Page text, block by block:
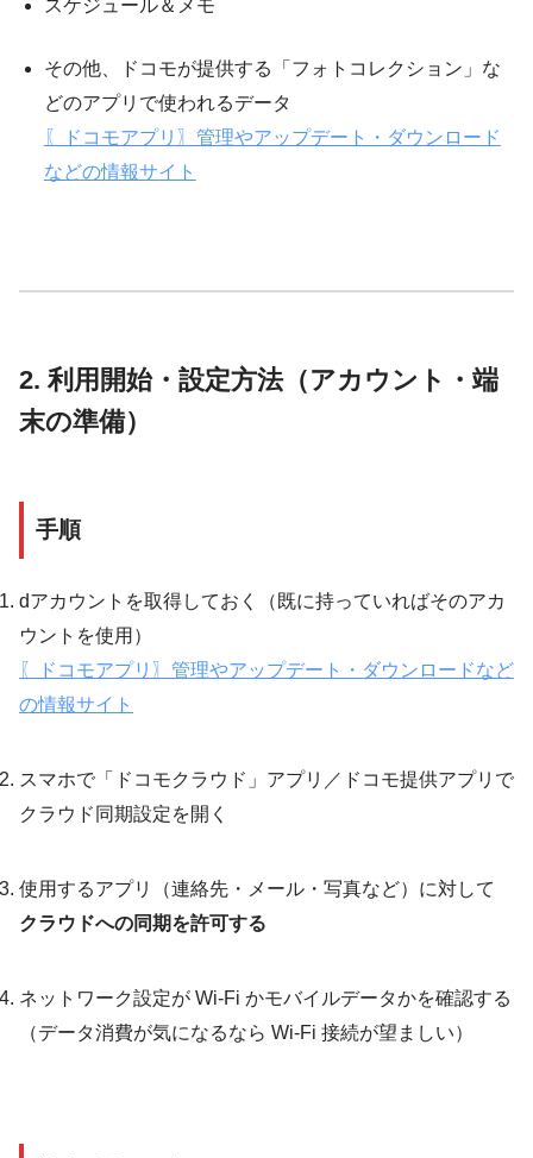
スケジュール＆メモ
その他、ドコモが提供する「フォトコレクション」な
どのアプリで使われるデータ
〖ドコモアプリ〗管理やアップデート・ダウンロード
などの情報サイト
2. 利用開始・設定方法（アカウント・端
末の準備）
手順
dアカウントを取得しておく（既に持っていればそのアカ
ウントを使用）
〖ドコモアプリ〗管理やアップデート・ダウンロードなど
の情報サイト
スマホで「ドコモクラウド」アプリ／ドコモ提供アプリで
クラウド同期設定を開く
使用するアプリ（連絡先・メール・写真など）に対して
クラウドへの同期を許可する
ネットワーク設定が Wi-Fi かモバイルデータかを確認する
（データ消費が気になるなら Wi-Fi 接続が望ましい）